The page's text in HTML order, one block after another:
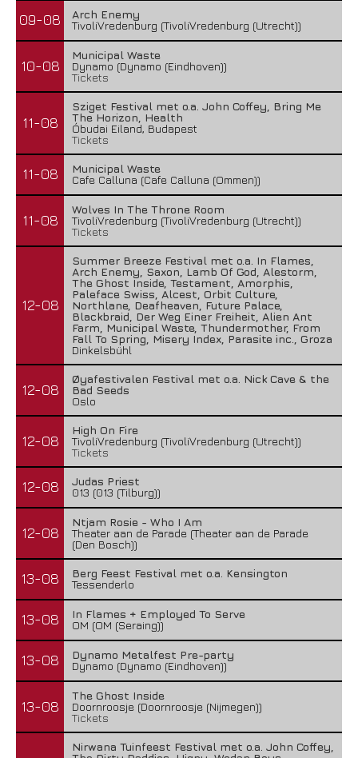
09-08
Arch Enemy
TivoliVredenburg (TivoliVredenburg (Utrecht))
10-08
Municipal Waste
Dynamo (Dynamo (Eindhoven))
Tickets
11-08
Sziget Festival met o.a. John Coffey, Bring Me
The Horizon, Health
Óbudai Eiland, Budapest
Tickets
11-08
Municipal Waste
Cafe Calluna (Cafe Calluna (Ommen))
11-08
Wolves In The Throne Room
TivoliVredenburg (TivoliVredenburg (Utrecht))
Tickets
12-08
Summer Breeze Festival met o.a. In Flames,
Arch Enemy, Saxon, Lamb Of God, Alestorm,
The Ghost Inside, Testament, Amorphis,
Paleface Swiss, Alcest, Orbit Culture,
Northlane, Deafheaven, Future Palace,
Blackbraid, Der Weg Einer Freiheit, Alien Ant
Farm, Municipal Waste, Thundermother, From
Fall To Spring, Misery Index, Parasite inc., Groza
Dinkelsbühl
12-08
Øyafestivalen Festival met o.a. Nick Cave & the
Bad Seeds
Oslo
12-08
High On Fire
TivoliVredenburg (TivoliVredenburg (Utrecht))
Tickets
12-08
Judas Priest
013 (013 (Tilburg))
12-08
Ntjam Rosie - Who I Am
Theater aan de Parade (Theater aan de Parade
(Den Bosch))
13-08
Berg Feest Festival met o.a. Kensington
Tessenderlo
13-08
In Flames + Employed To Serve
OM (OM (Seraing))
13-08
Dynamo Metalfest Pre-party
Dynamo (Dynamo (Eindhoven))
13-08
The Ghost Inside
Doornroosje (Doornroosje (Nijmegen))
Tickets
Nirwana Tuinfeest Festival met o.a. John Coffey,